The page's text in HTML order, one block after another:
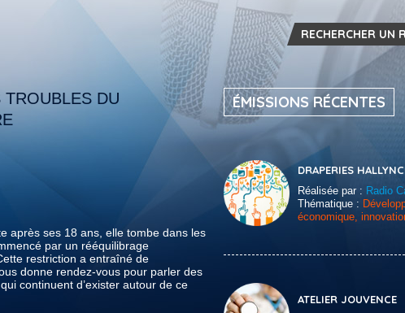
RECHERCHER UN
DU
après ses 18 ans, elle tombe dans les
par un rééquilibrage
restriction a entraîné de
donne rendez-vous pour parler des
continuent d’exister autour de ce
ÉMISSIONS RÉCENTES
DRAPERIES
Réalisée par : Radio
Thématique :
économique,
ATELIER JOUVENCE